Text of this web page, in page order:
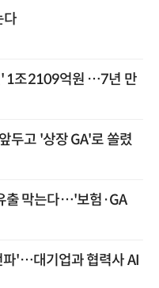
다
' 1조2109억원 …7년 만
두고 '상장 GA'로 쏠렸
출 막는다…'보험·GA
파'…대기업과 협력사 AI